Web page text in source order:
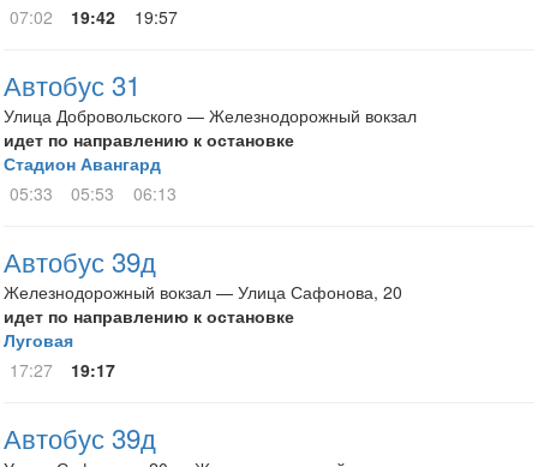
07:02
19:42 19:57
Автобус 31
Улица Добровольского — Железнодорожный вокзал
идет по направлению к остановке
Стадион Авангард
05:33
05:53 06:13
Автобус 39д
Железнодорожный вокзал — Улица Сафонова, 20
идет по направлению к остановке
Луговая
17:27
19:17
Автобус 39д